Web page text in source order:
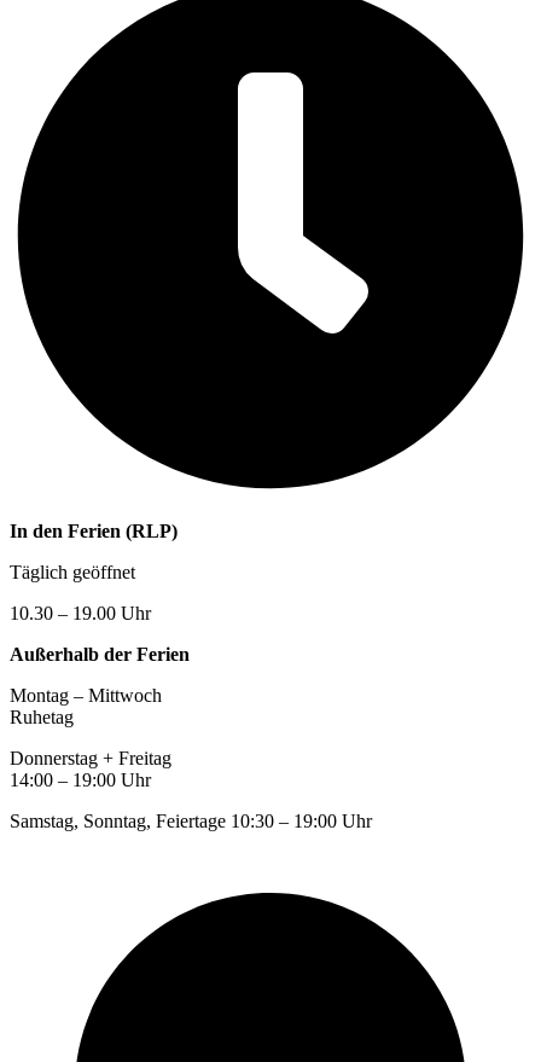
In den Ferien (RLP)
Täglich geöffnet
10.30 – 19.00 Uhr
Außerhalb der Ferien
Montag – Mittwoch
Ruhetag
Donnerstag + Freitag
14:00 – 19:00 Uhr
Samstag, Sonntag, Feiertage 10:30 – 19:00 Uhr